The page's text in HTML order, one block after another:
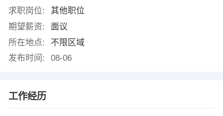
求职岗位:
其他职位
期望薪资:
面议
所在地点:
不限区域
发布时间:
08-06
工作经历